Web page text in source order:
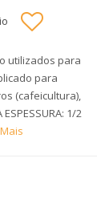
utilizados para
para
(cafeicultura),
1/2